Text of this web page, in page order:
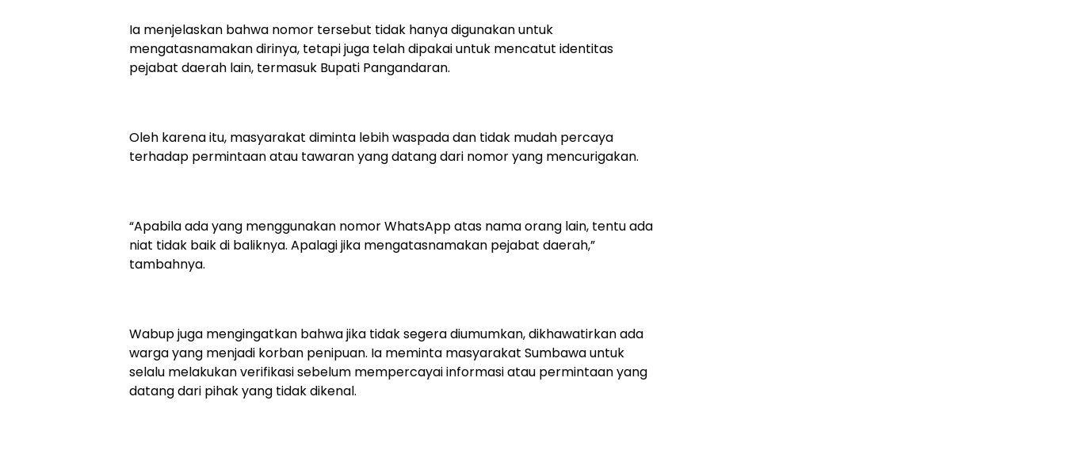
Ia menjelaskan bahwa nomor tersebut tidak hanya digunakan untuk
mengatasnamakan dirinya, tetapi juga telah dipakai untuk mencatut identitas
pejabat daerah lain, termasuk Bupati Pangandaran.
Oleh karena itu, masyarakat diminta lebih waspada dan tidak mudah percaya
terhadap permintaan atau tawaran yang datang dari nomor yang mencurigakan.
“Apabila ada yang menggunakan nomor WhatsApp atas nama orang lain, tentu ada
niat tidak baik di baliknya. Apalagi jika mengatasnamakan pejabat daerah,”
tambahnya.
Wabup juga mengingatkan bahwa jika tidak segera diumumkan, dikhawatirkan ada
warga yang menjadi korban penipuan. Ia meminta masyarakat Sumbawa untuk
selalu melakukan verifikasi sebelum mempercayai informasi atau permintaan yang
datang dari pihak yang tidak dikenal.